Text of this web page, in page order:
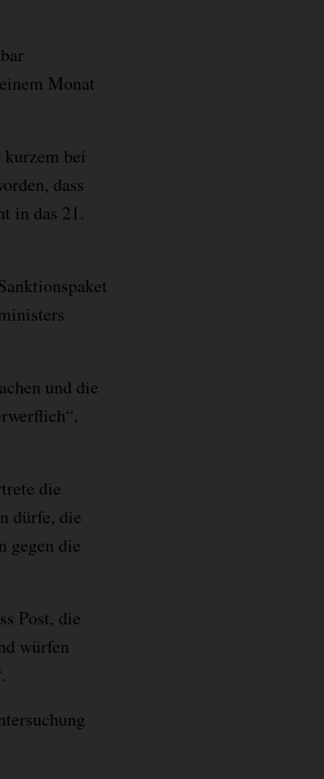
Monat
bei
dass
in das 21.
und die
die
dürfe, die
gegen die
Post, die
würfen